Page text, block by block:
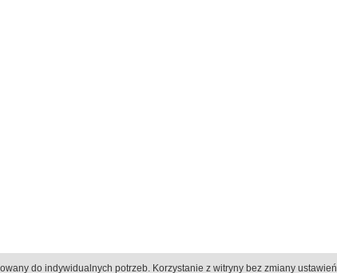
do indywidualnych potrzeb. Korzystanie z witryny bez zmiany ustawień